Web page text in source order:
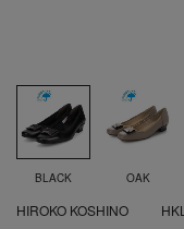
BLACK OAK
HIROKO KOSHINO